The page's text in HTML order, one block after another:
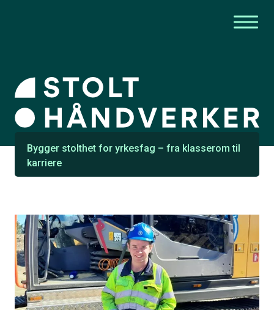
Bygger stolthet for yrkesfag – fra klasserom til
karriere